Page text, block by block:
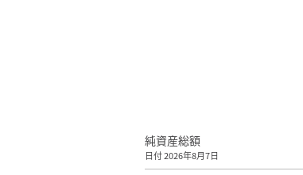
純資産総額
日付 2026年8月7日